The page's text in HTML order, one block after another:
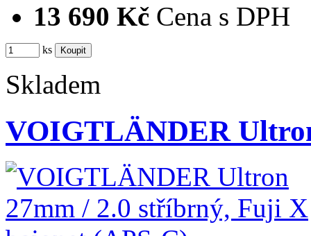
13 690 Kč Cena s DPH
ks
Skladem
VOIGTLÄNDER